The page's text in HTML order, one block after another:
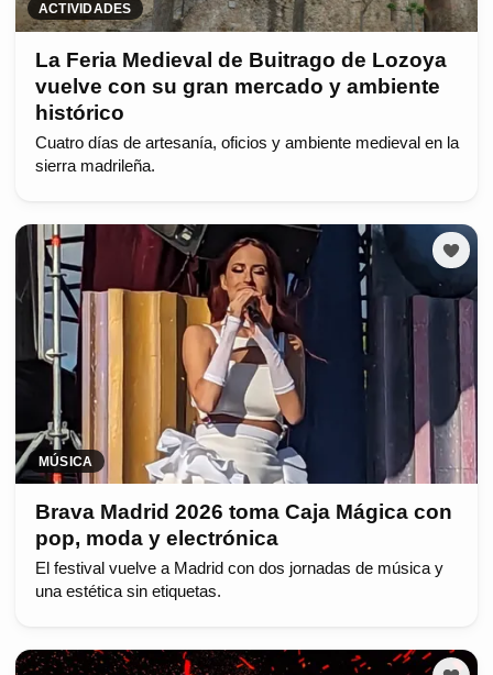
ACTIVIDADES
La Feria Medieval de Buitrago de Lozoya
vuelve con su gran mercado y ambiente
histórico
Cuatro días de artesanía, oficios y ambiente medieval en la
sierra madrileña.
MÚSICA
Brava Madrid 2026 toma Caja Mágica con
pop, moda y electrónica
El festival vuelve a Madrid con dos jornadas de música y
una estética sin etiquetas.